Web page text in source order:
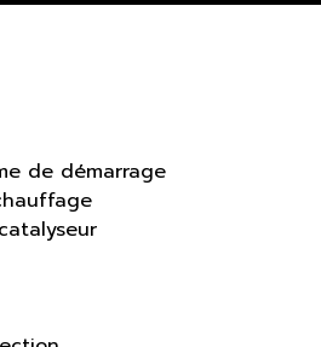
de démarrage